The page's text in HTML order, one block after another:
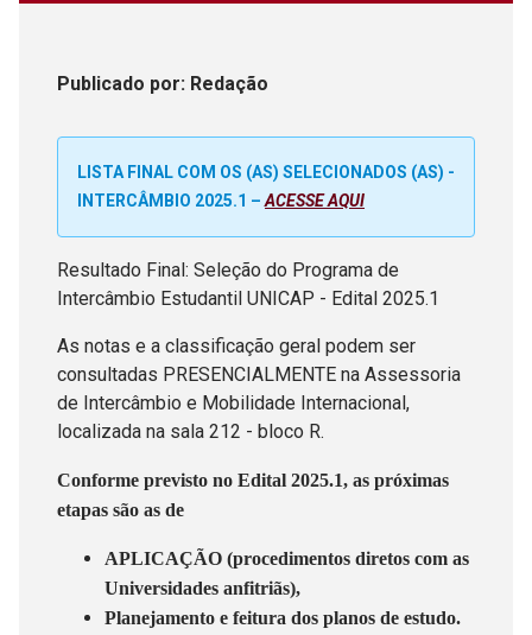
Publicado por: Redação
LISTA FINAL COM OS (AS) SELECIONADOS (AS) -
INTERCÂMBIO 2025.1 – ACESSE AQUI
Resultado Final: Seleção do Programa de
Intercâmbio Estudantil UNICAP - Edital 2025.1
As notas e a classificação geral podem ser
consultadas PRESENCIALMENTE na Assessoria
de Intercâmbio e Mobilidade Internacional,
localizada na sala 212 - bloco R.
Conforme previsto no Edital 2025.1, as próximas
etapas são as de
APLICAÇÃO (procedimentos diretos com as
Universidades anfitriãs),
Planejamento e feitura dos planos de estudo.